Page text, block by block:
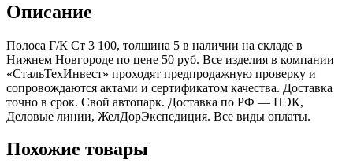
Описание
Полоса Г/К Ст 3 100, толщина 5 в наличии на складе в
Нижнем Новгороде по цене 50 руб. Все изделия в компании
«СтальТехИнвест» проходят предпродажную проверку и
сопровождаются актами и сертификатом качества. Доставка
точно в срок. Свой автопарк. Доставка по РФ — ПЭК,
Деловые линии, ЖелДорЭкспедиция. Все виды оплаты.
Похожие товары